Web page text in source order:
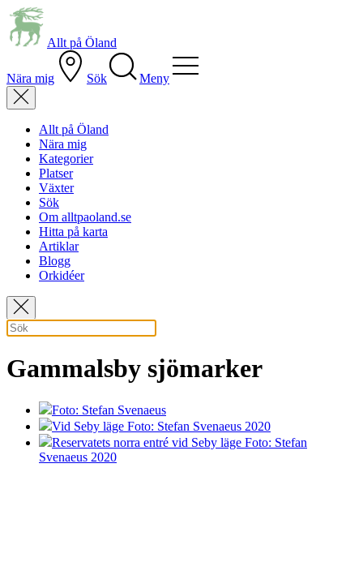
Allt på Öland
Nära mig Sök Meny
Allt på Öland
Nära mig
Kategorier
Platser
Växter
Sök
Om alltpaoland.se
Hitta på karta
Artiklar
Blogg
Orkidéer
Gammalsby sjömarker
Foto: Stefan Svenaeus
Vid Seby läge Foto: Stefan Svenaeus 2020
Reservatets norra entré vid Seby läge Foto: Stefan
Svenaeus 2020